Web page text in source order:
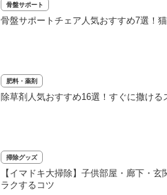
骨盤サポート
骨盤サポートチェア人気おすすめ7選！
肥料・薬剤
除草剤人気おすすめ16選！すぐに撒け
掃除グッズ
【イマドキ大掃除】子供部屋・廊下・
ラクするコツ